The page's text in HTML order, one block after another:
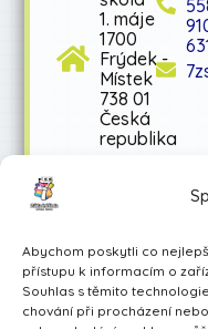
Abychom poskytli co
přístupu k informacím o
Souhlas s těmito
chování při procházení
1. máje
1700
Frýdek -
Místek
738 01
Česká
republika